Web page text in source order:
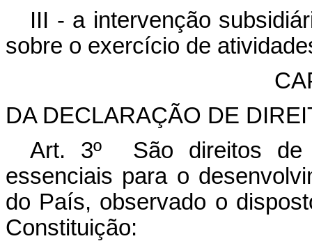
III - a intervenção
sobre o exercício de
DA DECLARAÇÃO DE
Art. 3º São direitos de
essenciais para o
do País, observado o
Constituição: